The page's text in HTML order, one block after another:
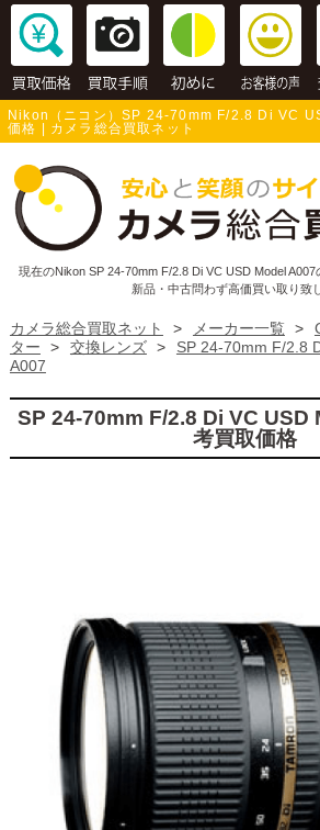
Nikon（ニコン）SP 24-70mm F/2.8 Di VC
価格 | カメラ総合買取ネット
現在のNikon SP 24-70mm F/2.8 Di VC USD Model A007
新品・中古問わず高価買い取り致
カメラ総合買取ネット > メーカー一覧 >
ター
> 交換レンズ >
SP 24-70mm F/2.8
A007
SP 24-70mm F/2.8 Di VC USD
考買取価格